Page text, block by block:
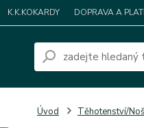
K.K.KOKARDY DOPRAVA A
Úvod Těhotenství/